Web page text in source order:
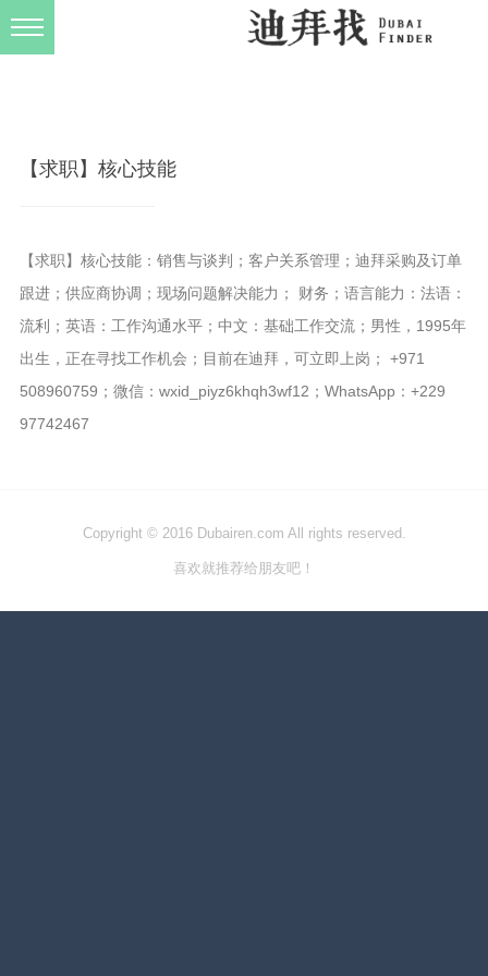
【求职】核心技能
【求职】核心技能：销售与谈判；客户关系管理；迪拜采购及订单
跟进；供应商协调；现场问题解决能力； 财务；语言能力：法语：
流利；英语：工作沟通水平；中文：基础工作交流；男性，1995年
出生，正在寻找工作机会；目前在迪拜，可立即上岗； +971
508960759；微信：wxid_piyz6khqh3wf12；WhatsApp：+229
97742467
Copyright © 2016 Dubairen.com All rights reserved.
喜欢就推荐给朋友吧！